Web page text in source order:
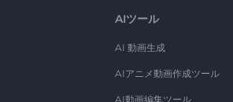
AIツール
AI 動画生成
AIアニメ動画作成ツール
AI動画編集ツール